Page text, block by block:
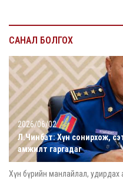
САНАЛ БОЛГОХ
2026/06/02
Л.Чинбат: Хүн сонирхож,
амжилт гаргадаг
Хүн бүрийн манлайлал, удирдах